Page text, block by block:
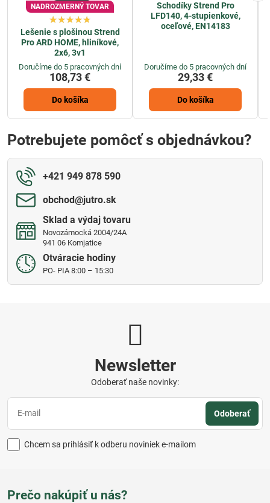
NADROZMERNÝ TOVAR
Lešenie s plošinou Strend
Pro ARD HOME, hliníkové,
2x6, 3v1
Doručíme do 5 pracovných dní
108,73 €
Do košíka
Schodíky Strend Pro
LFD140, 4-stupienkové,
oceľové, EN14183
Doručíme do 5 pracovných dní
29,33 €
Do košíka
Potrebujete pomôcť s objednávkou?
+421 949 878 590
obchod​@jutro​.sk
Sklad a výdaj tovaru
Novozámocká 2004/24A
941 06 Komjatice
Otváracie hodiny
PO- PIA 8:00 – 15:30
Newsletter
Odoberať naše novinky:
Odoberať
Chcem sa prihlásiť k odberu noviniek e-mailom
Prečo nakúpiť u nás?